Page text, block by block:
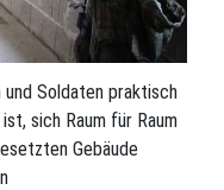
und Soldaten praktisch
sich Raum für Raum
Gebäude